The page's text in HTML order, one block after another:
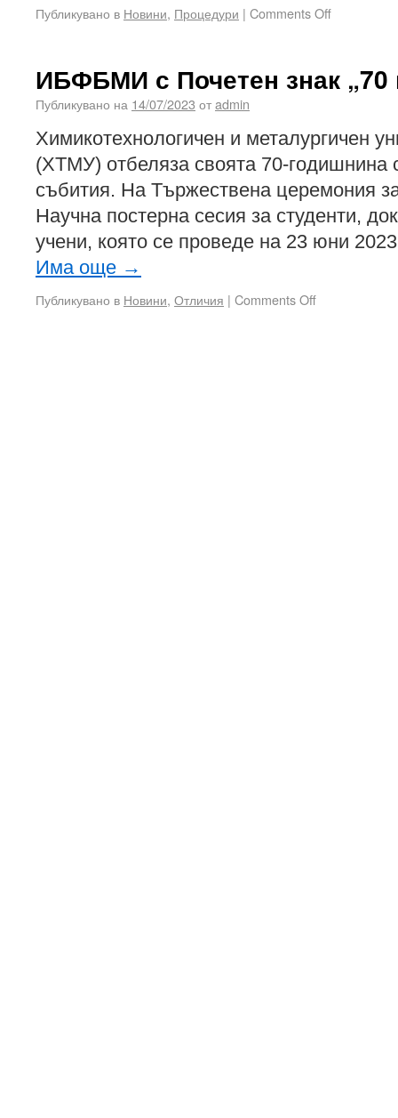
Публикувано в Новини, Процедури | Comments Off
ИБФБМИ с Почетен знак „70
Публикувано на 14/07/2023 отadmin
Химикотехнологичен и металургичен
(ХТМУ) отбеляза своята 70-
събития. На Тържествена церемония
Научна постерна сесия за студенти,
учени, която се проведе на 23 юни
Има още →
Публикувано в Новини, Отличия | Comments Off